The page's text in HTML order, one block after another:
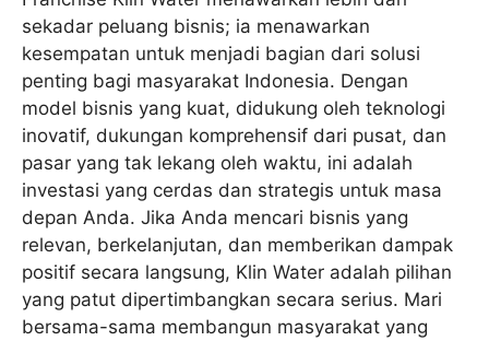
sekadar peluang bisnis; ia menawarkan
kesempatan untuk menjadi bagian dari solusi
penting bagi masyarakat Indonesia. Dengan
model bisnis yang kuat, didukung oleh teknologi
inovatif, dukungan komprehensif dari pusat, dan
pasar yang tak lekang oleh waktu, ini adalah
investasi yang cerdas dan strategis untuk masa
depan Anda. Jika Anda mencari bisnis yang
relevan, berkelanjutan, dan memberikan dampak
positif secara langsung, Klin Water adalah pilihan
yang patut dipertimbangkan secara serius. Mari
bersama-sama membangun masyarakat yang